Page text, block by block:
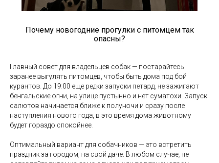
Почему новогодние прогулки с питомцем так
опасны?
Главный совет для владельцев собак — постарайтесь
заранее выгулять питомцев, чтобы быть дома под бой
курантов. До 19:00 еще редки запуски петард, не зажигают
бенгальские огни, на улице пустынно и нет суматохи. Запуск
салютов начинается ближе к полуночи и сразу после
наступления нового года, в это время дома животному
будет гораздо спокойнее.
Оптимальный вариант для собачников — это встретить
праздник за городом, на свой даче. В любом случае, не